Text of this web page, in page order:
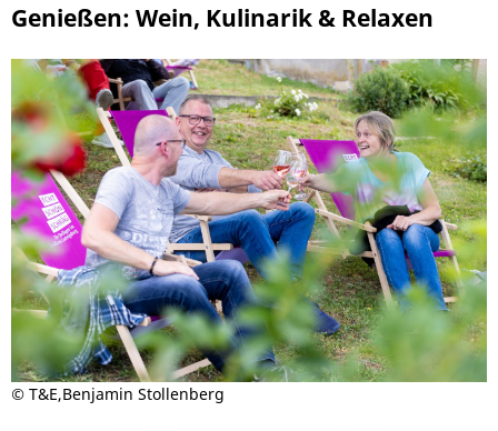
Genießen: Wein, Kulinarik & Relaxen
© T&E,Benjamin Stollenberg